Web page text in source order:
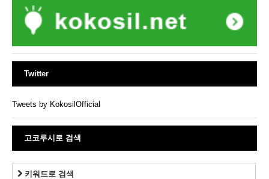
Twitter
Tweets by KokosilOfficial
고코루시로 검색
키워드로 검색